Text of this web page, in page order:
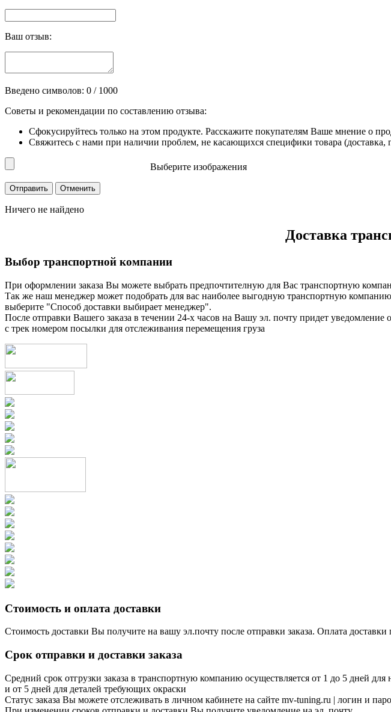
Ваш отзыв:
Введено символов: 0 / 1000
Советы и рекомендации по составлению отзыва:
Сфокусируйтесь только на этом продукте. Расскажите покупателям Ваше мнение о
Свяжитесь с нами при наличии проблем, не касающихся специфики товара (доставка,
Выберите изображения
Ничего не найдено
Доставка
Выбор транспортной компании
При оформлении заказа Вы можете выбрать предпочтителную для Вас транспортную
Так же наш менеджер может подобрать для вас наиболее выгодную транспортную
выберите "Способ доставки выбирает менеджер".
После отправки Вашего заказа в течении 24-х часов на Вашу эл. почту придет уведомление
с трек номером посылки для отслеживания перемещения груза
Стоимость и оплата доставки
Стоимость доставки Вы получите на вашу эл.почту после отправки заказа. Оплата
Срок отправки и доставки заказа
Средний срок отгрузки заказа в транспортную компанию осуществляется от 1 до 5 дней
и от 5 дней для деталей требующих окраски
Статус заказа Вы можете отслеживать в личном кабинете на сайте mv-tuning.ru | логин и